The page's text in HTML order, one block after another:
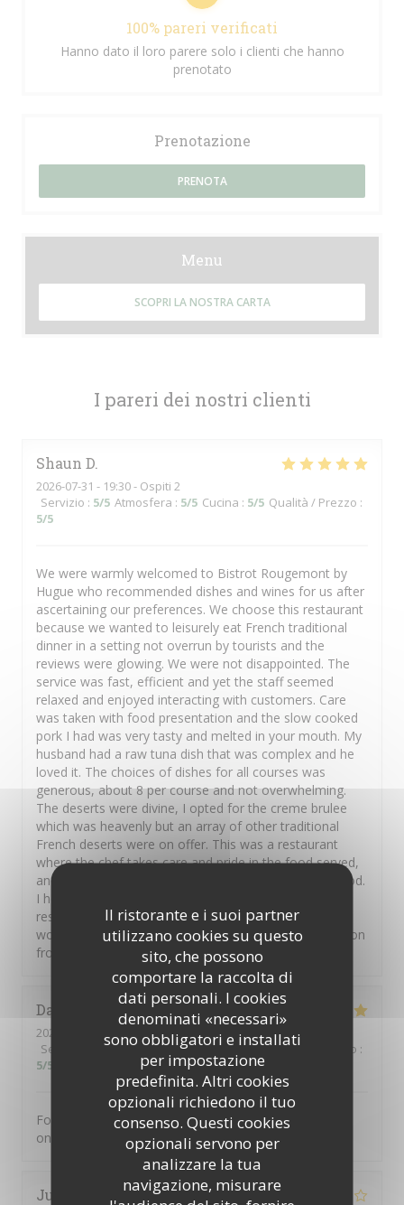
Il ristorante e i suoi partner
utilizzano cookies su questo
sito, che possono
comportare la raccolta di
dati personali. I cookies
denominati «necessari»
sono obbligatori e installati
per impostazione
predefinita. Altri cookies
opzionali richiedono il tuo
consenso. Questi cookies
opzionali servono per
analizzare la tua
navigazione, misurare
I pareri dei nostri clienti
Shaun D
2026-07-31 - 19:30 - Ospiti 2
Servizio : 5/5 Atmosfera : 5/5 Cucina : 5/5 Qualità / Prezzo :
5/5
We were warmly welcomed to Bistrot Rougemont by
Hugue who recommended dishes and wines for us after
ascertaining our preferences. We choose this restaurant
because we wanted to leisurely eat French traditional
dinner in a setting not overrun by tourists and the
reviews were glowing. We were not disappointed. The
service was fast, efficient and yet the staff seemed
relaxed and enjoyed interacting with customers. Care
was taken with food presentation and the slow cooked
pork I had was very tasty and melted in your mouth. My
husband had a raw tuna dish that was complex and he
loved it. The choices of dishes for all courses was
generous, about 8 per course and not overwhelming.
The deserts were divine, I opted for the creme brulee
which was heavenly but an array of other traditional
French deserts were on offer. This was a restaurant
where the chef takes care and pride in the food served,
and you can feel the love the French have for their food.
I heartily recommend this restaurant but you should
reserve a table in advance. Thank you Hugue and
wonderful staff. Au revoir Carmel and Shaun on vacation
from New Zealand and Ireland.
David
2026-08-01
- 21:00 - Ospiti 5
Servizio
/5 Atmosfera:5/5 Cucina : 5/5 Qualità / Prezzo :
5/5
Food was excellent. Not a tourist trap. Just great food
on an ever changing menu.
Juliette
100% pareri verificati
Hanno dato il loro parere solo i clienti che hanno
prenotato
Prenotazione
PRENOTA
Menu
SCOPRI LA NOSTRA CARTA